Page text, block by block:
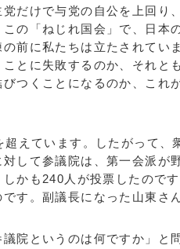
だけで与党の自公を上回り
の「ねじれ国会」で、日本
前に私たちは立たされてい
とに失敗するのか、それと
つくことになるのか、これ
えています。したがって、
して参議院は、第一会派が
かも240人が投票したので
す。副議長になった山東さ
院というのは何ですか」と